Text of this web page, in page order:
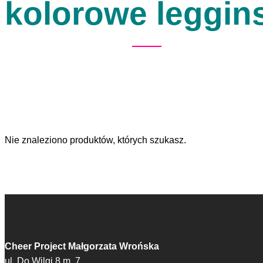
kolorowe
Nie znaleziono produktów, których szukasz.
Cheer Project Małgorzata Wrońska
ul. Do Wilgi 8 m. 7